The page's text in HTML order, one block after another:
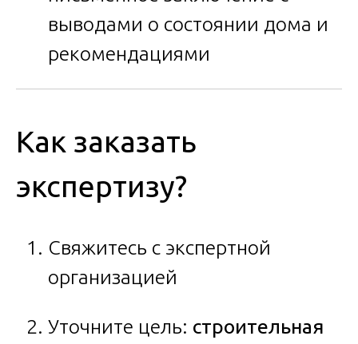
выводами о состоянии дома и
рекомендациями
Как заказать
экспертизу?
Свяжитесь с экспертной
организацией
Уточните цель: строительная